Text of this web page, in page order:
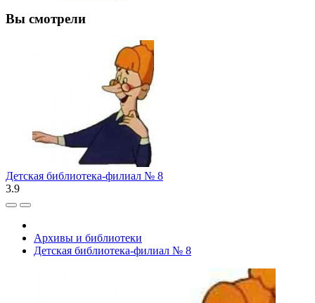
Вы смотрели
Детская библиотека-филиал № 8
3.9
Архивы и библиотеки
Детская библиотека-филиал № 8